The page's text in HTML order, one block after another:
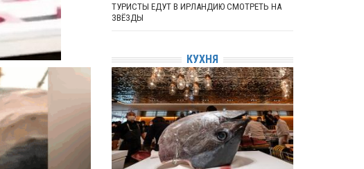
ТУРИСТЫ ЕДУТ В ИРЛАНДИЮ СМОТРЕТЬ НА
ЗВЁЗДЫ
КУХНЯ